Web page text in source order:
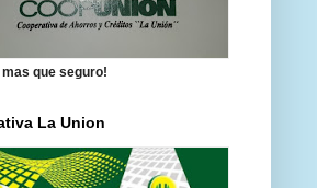
mas que seguro!
La Union